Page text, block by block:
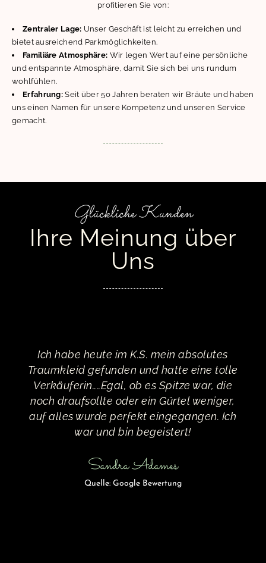
profitieren Sie von:
Zentraler Lage: Unser Geschäft ist leicht zu erreichen und
bietet ausreichend Parkmöglichkeiten.
Familiäre Atmosphäre: Wir legen Wert auf eine persönliche
und entspannte Atmosphäre, damit Sie sich bei uns rundum
wohlfühlen.
Erfahrung: Seit über 50 Jahren beraten wir Bräute und haben
uns einen Namen für unsere Kompetenz und unseren Service
gemacht.
Glückliche Kunden
Ihre Meinung über
Uns
Ich habe heute im K.S. mein absolutes
Traumkleid gefunden und hatte eine tolle
Verkäuferin....Egal, ob es Spitze war, die
noch draufsollte oder ein Gürtel weniger,
auf alles wurde perfekt eingegangen. Ich
war und bin begeistert!
Sandra Adames
Quelle: Google Bewertung